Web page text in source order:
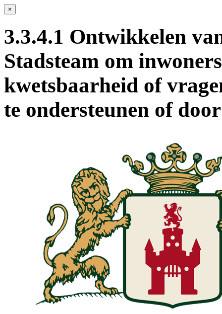
×
3.3.4.1 Ontwikkelen
Stadsteam om
kwetsbaarheid of
te ondersteunen of